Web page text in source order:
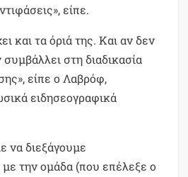
είπε.
και τα όριά της. Και αν δεν
συμβάλλει στη διαδικασία
είπε ο Λαβρόφ,
ειδησεογραφικά
να διεξάγουμε
με την ομάδα (που επέλεξε ο